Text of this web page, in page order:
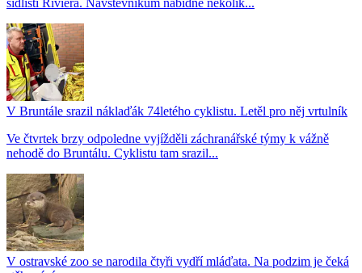
V Bruntále srazil náklaďák 74letého cyklistu. Letěl pro něj vrtulník
Ve čtvrtek brzy odpoledne vyjížděli záchranářské týmy k vážně
nehodě do Bruntálu. Cyklistu tam srazil...
V ostravské zoo se narodila čtyři vydří mláďata. Na podzim je čeká